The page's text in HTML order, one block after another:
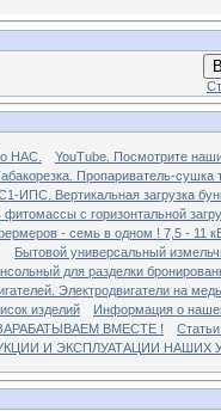
НАС.
YouTube. Посмотрите
Пропариватель-сушка
ИПС. Вертикальная загрузка
с горизонтальной
- семь в одном ! 7,5 - 11
Бытовой универсальный
для разделки
Электродвигатели на
изделий
Информация о
ВМЕСТЕ !
И ЭКСПЛУАТАЦИИ НАШИХ